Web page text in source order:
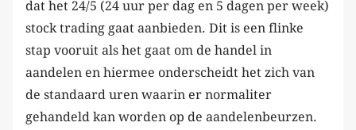
dat het 24/5 (24 uur per dag en 5 dagen per week)
stock trading gaat aanbieden. Dit is een flinke
stap vooruit als het gaat om de handel in
aandelen en hiermee onderscheidt het zich van
de standaard uren waarin er normaliter
gehandeld kan worden op de aandelenbeurzen.